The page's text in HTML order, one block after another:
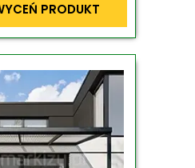
PRODUKT